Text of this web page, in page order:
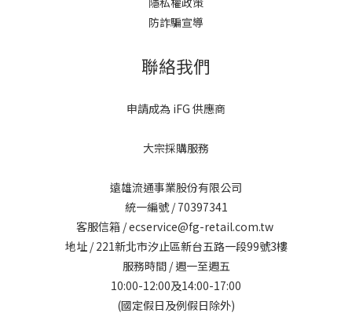
防詐騙宣導
聯絡我們
申請成為 iFG 供應商
大宗採購服務
遠雄流通事業股份有限公司
統一編號 / 70397341
客服信箱 / ecservice@fg-retail.com.tw
地址 / 221新北市汐止區新台五路一段99號3樓
服務時間 / 週一至週五
10:00-12:00及14:00-17:00
(國定假日及例假日除外)